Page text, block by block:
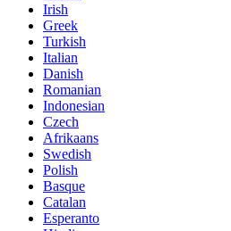
Irish
Greek
Turkish
Italian
Danish
Romanian
Indonesian
Czech
Afrikaans
Swedish
Polish
Basque
Catalan
Esperanto